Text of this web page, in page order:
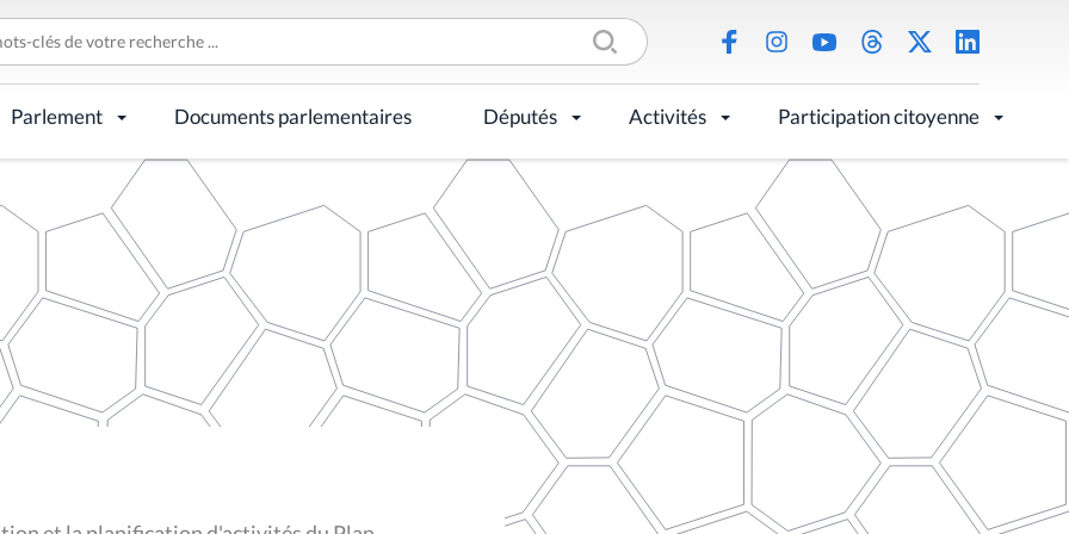
Parlement Documents parlementaires Députés Activités Participation citoyenne